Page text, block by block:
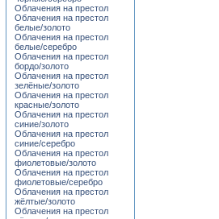
Облачения на престол
Облачения на престол
белые/золото
Облачения на престол
белые/серебро
Облачения на престол
бордо/золото
Облачения на престол
зелёные/золото
Облачения на престол
красные/золото
Облачения на престол
синие/золото
Облачения на престол
синие/серебро
Облачения на престол
фиолетовые/золото
Облачения на престол
фиолетовые/серебро
Облачения на престол
жёлтые/золото
Облачения на престол